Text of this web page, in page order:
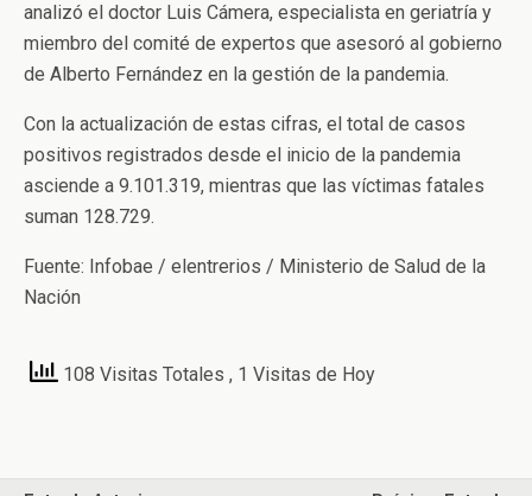
analizó el doctor Luis Cámera, especialista en geriatría y
miembro del comité de expertos que asesoró al gobierno
de Alberto Fernández en la gestión de la pandemia.
Con la actualización de estas cifras, el total de casos
positivos registrados desde el inicio de la pandemia
asciende a 9.101.319, mientras que las víctimas fatales
suman 128.729.
Fuente: Infobae / elentrerios / Ministerio de Salud de la
Nación
108 Visitas Totales , 1 Visitas de Hoy